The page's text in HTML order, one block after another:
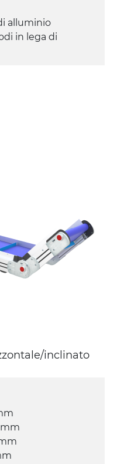
alluminio
in lega di
termica motore
inclinato